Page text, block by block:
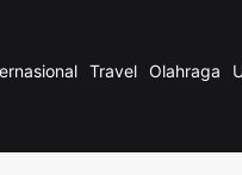
Travel Olahraga